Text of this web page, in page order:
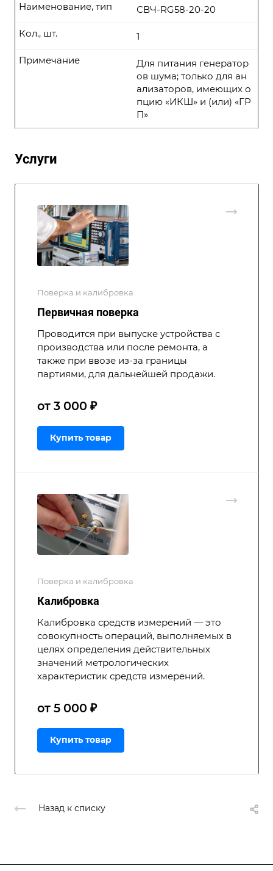
СВЧ-RG58-20-20
Наименование, тип
1
Кол., шт.
Для питания генератор
ов шума; только для ан
ализаторов, имеющих о
пцию «ИКШ» и (или) «ГР
П»
Примечание
Услуги
Поверка и калибровка
Первичная поверка
Проводится при выпуске устройства с
производства или после ремонта, а
также при ввозе из-за границы
партиями, для дальнейшей продажи.
от 3 000 ₽
Купить товар
Поверка и калибровка
Калибровка
Калибровка средств измерений — это
совокупность операций, выполняемых в
целях определения действительных
значений метрологических
характеристик средств измерений.
от 5 000 ₽
Купить товар
Назад к списку